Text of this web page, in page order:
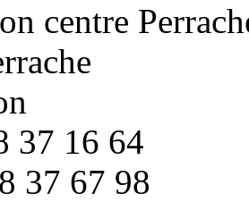
centre
37 16 64
37 67 98